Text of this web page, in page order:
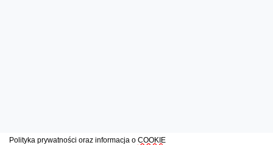
Polityka prywatności oraz informacja o COOKIE